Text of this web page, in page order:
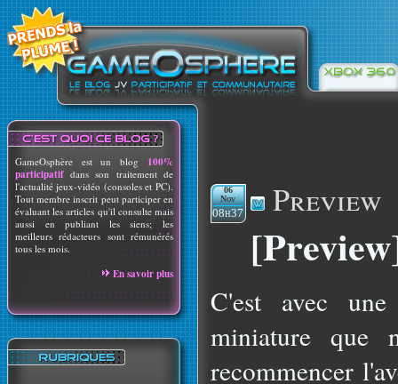
GameOsphère est un blog 100%
participatif dans son traitement de
l'actualité jeux-vidéo (consoles et PC).
Tout membre inscrit peut participer en
évaluant les articles qu'il consulte mais
aussi en publiant les siens; les
meilleurs rédacteurs sont rémunérés
tous les mois.
En savoir plus
06
Nov
08h37 Preview
C'est avec
miniature que
recommencer